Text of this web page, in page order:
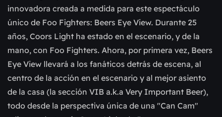
innovadora creada a medida para este espectáculo
único de Foo Fighters: Beers Eye View. Durante 25
años, Coors Light ha estado en el escenario, y de la
mano, con Foo Fighters. Ahora, por primera vez, Beers
Eye View llevará a los fanáticos detrás de escena, al
centro de la acción en el escenario y al mejor asiento
de la casa (la sección VIB a.k.a Very Important Beer),
todo desde la perspectiva única de una "Can Cam"